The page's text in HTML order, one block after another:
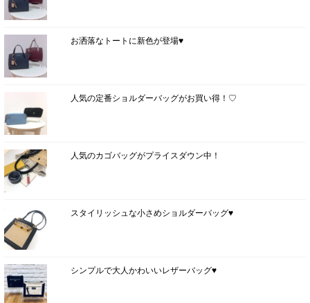
お洒落なトートに新色が登場♥
人気の定番ショルダーバッグがお買い得！♡
人気のカゴバッグがプライスダウン中！
スタイリッシュな小さめショルダーバッグ♥
シンプルで大人かわいいレザーバッグ♥